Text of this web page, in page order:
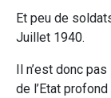
Et peu de
Juillet 1940.
Il n’est donc
de l’Etat